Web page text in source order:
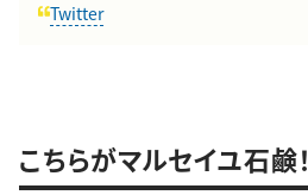
Twitter
こちらがマルセイユ石鹸！